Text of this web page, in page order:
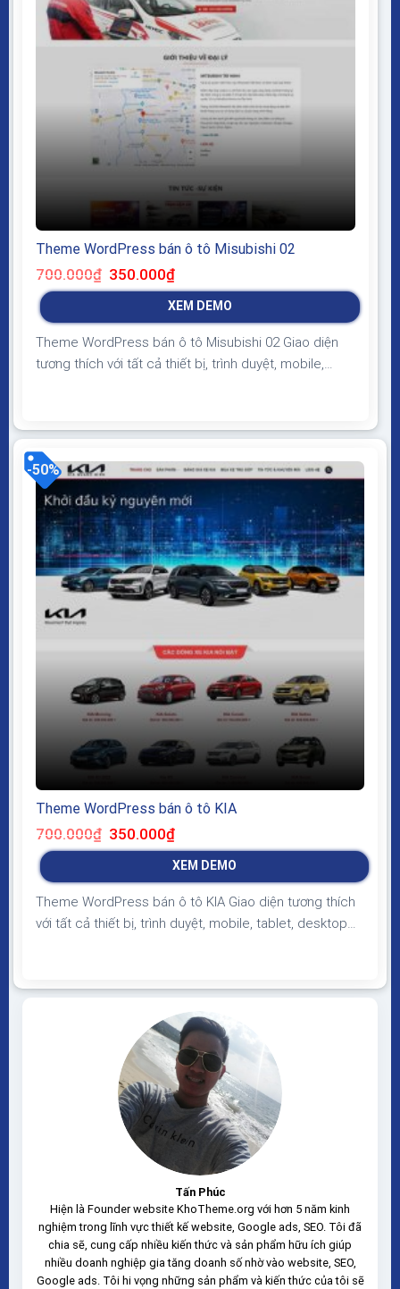
Theme WordPress bán ô tô Misubishi 02
700.000₫ Giá
gốc
là:
350.000₫Giá
tại
là:
XEM DEMO
Theme WordPress bán ô tô Misubishi 02 Giao diện
tương thích với tất cả thiết bị, trình duyệt, mobile,
load nhanh nhẹ tối ưu với các công cụ tìm kiếm
Theme sạch hoàn toàn 100% không...
-50%
Theme WordPress bán ô tô KIA
700.000₫ Giá
gốc
là:
350.000₫Giá
tại
là:
XEM DEMO
Theme WordPress bán ô tô KIA Giao diện tương thích
với tất cả thiết bị, trình duyệt, mobile, tablet, desktop…
ưu với các công cụ tìm kiếm Theme sạch hoàn toàn
Tấn Phúc
Hiện là Founder website KhoTheme.org với hơn 5 năm kinh
nghiệm trong lĩnh vực thiết kế website, Google ads, SEO. Tôi đã
chia sẽ, cung cấp nhiều kiến thức và sản phẩm hữu ích giúp
nhiều doanh nghiệp gia tăng doanh số nhờ vào website, SEO,
Google ads. Tôi hi vọng những sản phẩm và kiến thức của tôi sẽ